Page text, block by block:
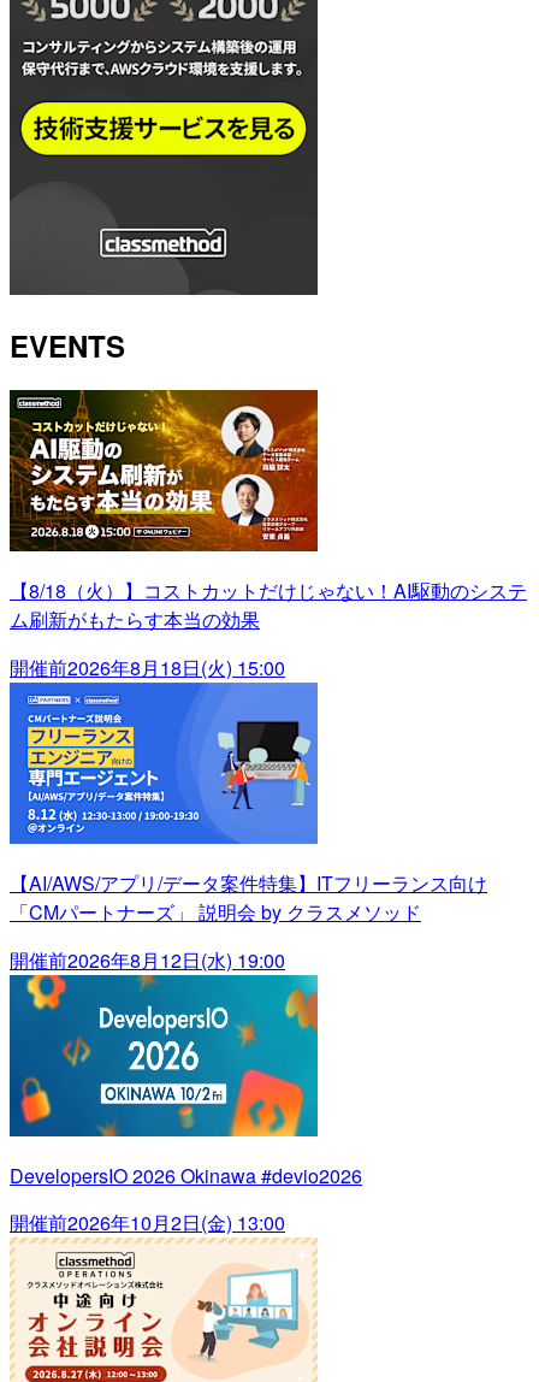
EVENTS
【8/18（火）】コストカットだけじゃない！AI駆動のシステ
ム刷新がもたらす本当の効果
開催前2026年8月18日(火) 15:00
【AI/AWS/アプリ/データ案件特集】ITフリーランス向け
「CMパートナーズ」 説明会 by クラスメソッド
開催前2026年8月12日(水) 19:00
DevelopersIO 2026 Okinawa #devio2026
開催前2026年10月2日(金) 13:00